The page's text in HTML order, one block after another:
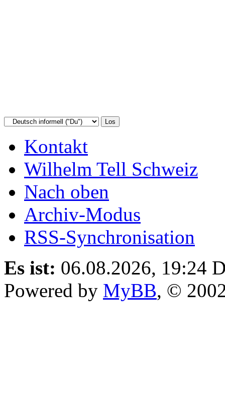
Kontakt
Wilhelm Tell Schweiz
Nach oben
Archiv-Modus
RSS-Synchronisation
Es ist: 06.08.2026, 19:24
Powered by MyBB, ©